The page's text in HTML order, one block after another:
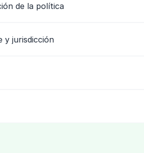
de la política
y jurisdicción